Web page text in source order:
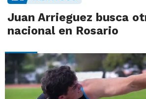
Juan Arrieguez busca
nacional en Rosario